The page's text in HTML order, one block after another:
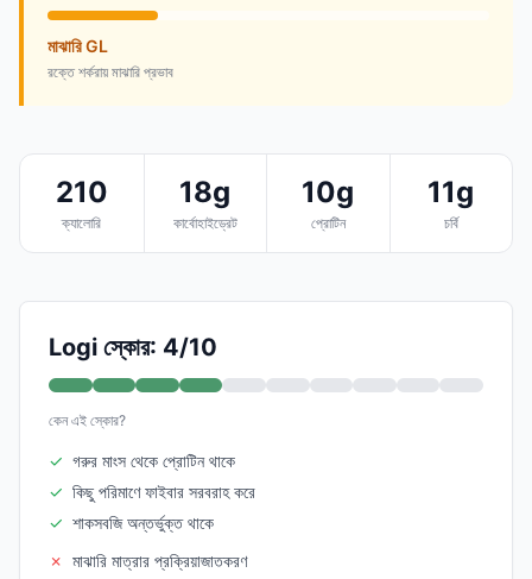
মাঝারি GL
রক্তে শর্করায় মাঝারি প্রভাব
210
ক্যালোরি
18g
কার্বোহাইড্রেট
10g
প্রোটিন
11g
চর্বি
Logi স্কোর: 4/10
কেন এই স্কোর?
✓ গরুর মাংস থেকে প্রোটিন থাকে
✓ কিছু পরিমাণে ফাইবার সরবরাহ করে
✓ শাকসবজি অন্তর্ভুক্ত থাকে
✗ মাঝারি মাত্রার প্রক্রিয়াজাতকরণ